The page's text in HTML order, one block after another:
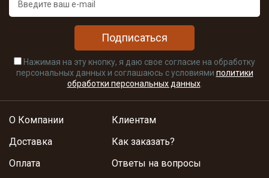
Подписаться
Нажимая на эту кнопку, я даю свое согласие на обработку
персональных данных и соглашаюсь с условиями политики
обработки персональных данных.
О Компании
Доставка
Оплата
Клиентам
Как заказать?
Ответы на вопросы